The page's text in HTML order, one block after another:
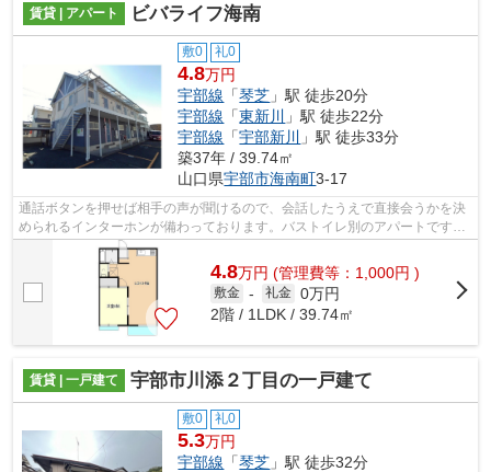
賃貸 | アパート ビバライフ海南
敷0 礼0
4.8万円
宇部線 「琴芝 」駅 徒歩20分
宇部線 「東新川
」駅 徒歩22分
宇部線 「宇部新川
」駅 徒歩33分
築37年 / 39.74㎡
山口県宇部市海南町3-17
通話ボタンを押せば相手の声が聞けるので、会話したうえで直接会うかを決
められるインターホンが備わっております。バストイレ別のアパートです。
家賃5万円以下の物件です。賃貸住宅を...
4.8万円 (管理費等：1,000円 )
敷金 - 礼金 0万円
2階 / 1LDK / 39.74㎡
賃貸 | 一戸建て 宇部市川添２丁目の一戸建て
敷0 礼0
5.3万円
宇部線 「琴芝 」駅 徒歩32分